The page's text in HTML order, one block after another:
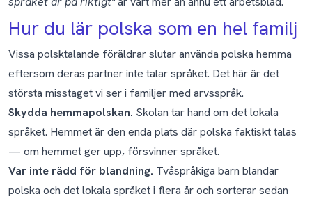
Hur du lär polska som en hel familj
Vissa polsktalande föräldrar slutar använda polska hemma
eftersom deras partner inte talar språket. Det här är det
största misstaget vi ser i familjer med arvsspråk.
Skydda hemmapolskan. Skolan tar hand om det lokala
språket. Hemmet är den enda plats där polska faktiskt talas
— om hemmet ger upp, försvinner språket.
Var inte rädd för blandning. Tvåspråkiga barn blandar
polska och det lokala språket i flera år och sorterar sedan